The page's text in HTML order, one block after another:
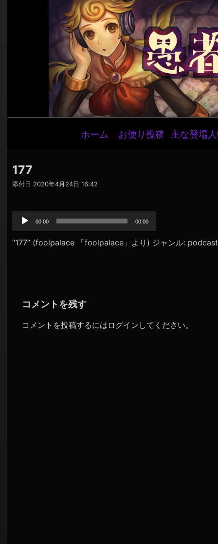
ナ
ビ
ー
シ
ョ
ホーム お便り投稿 主な登場
177
添付日 2020年4月24日 16:42
声
レ
ー
00:00 00:00
“177” (foolpalace 「foolpalace」より) ジャンル: podcast
コメントを残す
コメントを投稿するには ログイン してください。